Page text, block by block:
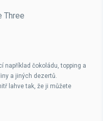
Three
například čokoládu, topping a
a jiných dezertů.
lahve tak, že ji můžete